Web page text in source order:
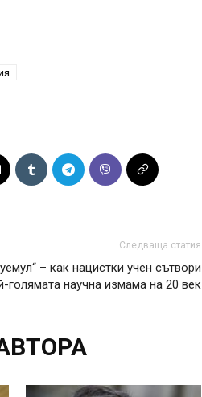
Следваща статия
– как нацистки учен сътвори
голямата научна измама на 20 век